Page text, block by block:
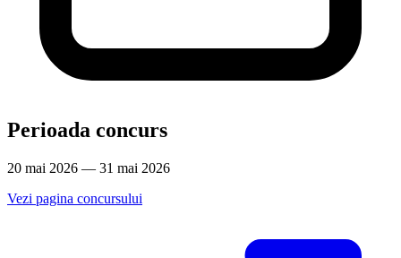
Perioada concurs
20 mai 2026 — 31 mai 2026
Vezi pagina concursului